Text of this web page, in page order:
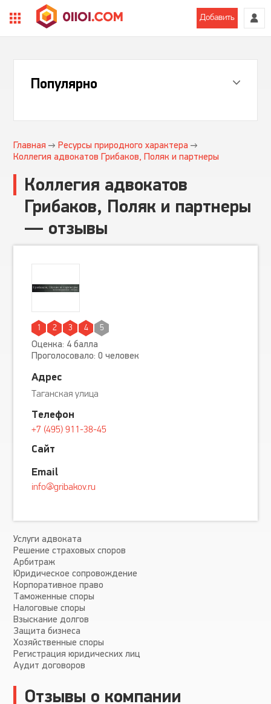
Добавить
Популярно
Главная
Ресурсы природного характера
Коллегия адвокатов Грибаков, Поляк и партнеры
Коллегия адвокатов
Грибаков, Поляк и партнеры
— отзывы
1 2 3 4 5
Оценка: 4 балла
Проголосовало: 0 человек
Адрес
Таганская улица
Телефон
+7 (495) 911-38-45
Сайт
Email
info@gribakov.ru
Услуги адвоката
Решение страховых споров
Арбитраж
Юридическое сопровождение
Корпоративное право
Таможенные споры
Налоговые споры
Взыскание долгов
Защита бизнеса
Хозяйственные споры
Регистрация юридических лиц
Аудит договоров
Отзывы о компании